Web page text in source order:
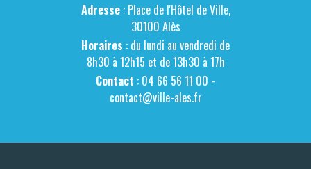
Adresse: Place de l'Hôtel de Ville,
30100 Alès
Horaires : du lundi au vendredi de
8h30 à 12h15 et de 13h30 à 17h
Contact : 04 66 56 11 00 -
contact@ville-ales.fr